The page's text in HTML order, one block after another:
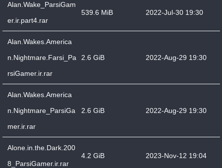
Alan.Wake_ParsiGam
er.ir.part4.rar
539.6 MiB 2022-Jul-30 19:30
Alan.Wakes.America
n.Nightmare.Farsi_Pa
rsiGamer.ir.rar
2.6 GiB 2022-Aug-29 19:30
Alan.Wakes.America
n.Nightmare_ParsiGa
mer.ir.rar
2.6 GiB 2022-Aug-29 19:30
Alone.in.the.Dark.200
8_ParsiGamer.ir.rar
4.2 GiB 2023-Nov-12 19:04